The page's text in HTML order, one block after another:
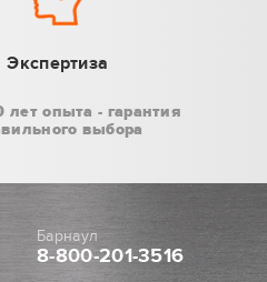
Экспертиза
опыта - гарантия
выбора
Барнаул
8-800-201-3516